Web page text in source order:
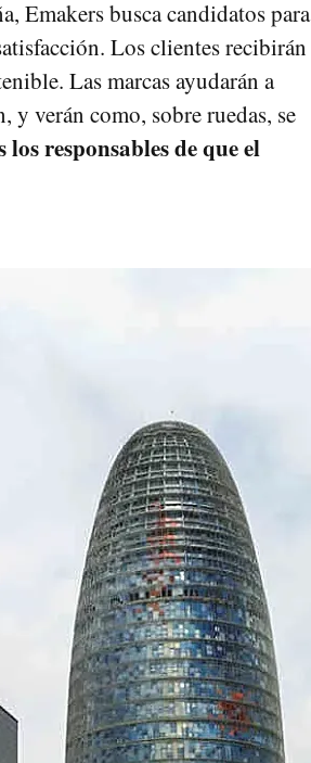
Emakers busca candidatos para
Los clientes recibirán
Las marcas ayudarán a
verán como, sobre ruedas, se
responsables de que el